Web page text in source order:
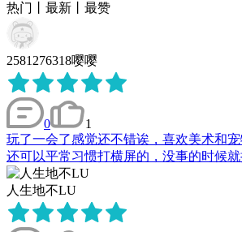
热门
最新 最赞
2581276318嘤嘤
0
1
玩了一会了感觉还不错诶，喜欢美术和
还可以平常习惯打横屏的，没事的时候
人生地不LU